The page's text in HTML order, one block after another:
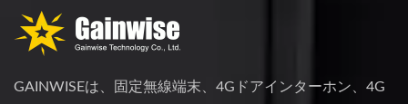
GAINWISEは、固定無線端末、4Gドアインターホン、4G